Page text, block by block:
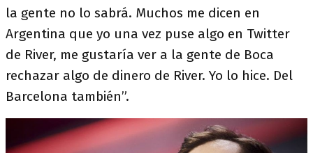
la gente no lo sabrá. Muchos me dicen en
Argentina que yo una vez puse algo en Twitter
de River, me gustaría ver a la gente de Boca
rechazar algo de dinero de River. Yo lo hice. Del
Barcelona también”.